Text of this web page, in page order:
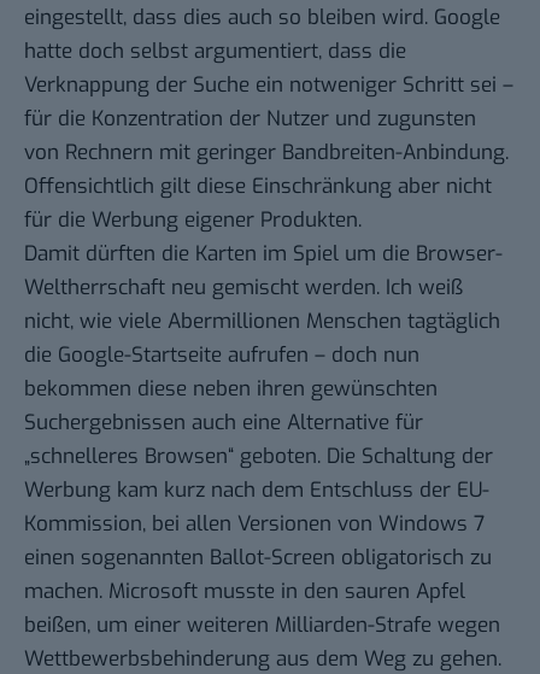
eingestellt, dass dies auch so bleiben wird. Google
hatte doch selbst argumentiert, dass die
Verknappung der Suche ein notweniger Schritt sei –
für die Konzentration der Nutzer und zugunsten
von Rechnern mit geringer Bandbreiten-Anbindung.
Offensichtlich gilt diese Einschränkung aber nicht
für die Werbung eigener Produkten.
Damit dürften die Karten im Spiel um die Browser-
Weltherrschaft neu gemischt werden. Ich weiß
nicht, wie viele Abermillionen Menschen tagtäglich
die Google-Startseite aufrufen – doch nun
bekommen diese neben ihren gewünschten
Suchergebnissen auch eine Alternative für
„schnelleres Browsen“ geboten. Die Schaltung der
Werbung kam kurz nach dem Entschluss der EU-
Kommission, bei allen Versionen von Windows 7
einen sogenannten Ballot-Screen obligatorisch zu
machen. Microsoft musste in den sauren Apfel
beißen, um einer weiteren Milliarden-Strafe wegen
Wettbewerbsbehinderung aus dem Weg zu gehen.